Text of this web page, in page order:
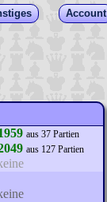
Account
aus 37 Partien
aus 127 Partien